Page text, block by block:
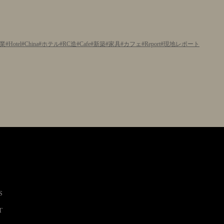
Hotel China ホテル RC造 Cafe 新築 家具 カフェ Report 現地レポート